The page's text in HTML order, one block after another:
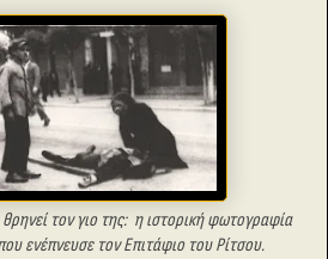
τον γιο της: η ιστορική φωτογραφία
ενέπνευσε τον Επιτάφιο του Ρίτσου.